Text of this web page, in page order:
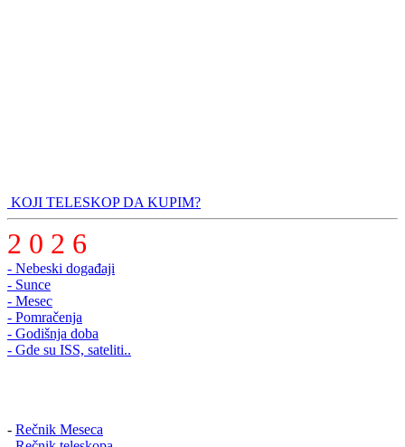
KOJI TELESKOP DA KUPIM?
2 0 2 6
- Nebeski događaji
- Sunce
- Mesec
- Pomračenja
- Godišnja doba
- Gde su ISS, sateliti..
- Rečnik Meseca